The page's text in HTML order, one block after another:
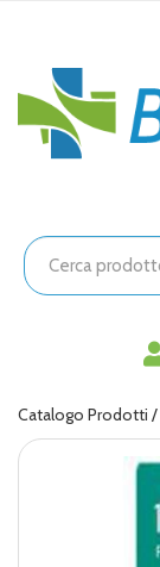
principaleBigfarmacia
Cerca
Prodotto
Catalogo Prodotti /